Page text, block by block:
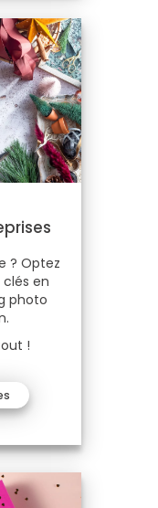
? Optez
en
photo
!